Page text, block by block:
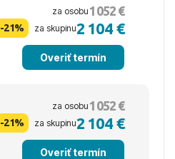
za osobu 1 052 €
-21% za skupinu2 104 €
Overiť termín
za osobu 1 052 €
-21% za skupinu2 104 €
Overiť termín